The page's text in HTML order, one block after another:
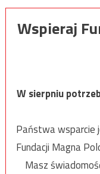
Wspieraj
W sierpniu
Państwa wsparcie
Fundacji Magna
Masz